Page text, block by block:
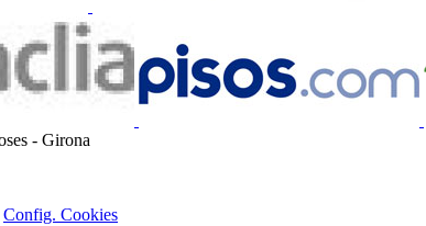
- Girona
Config. Cookies